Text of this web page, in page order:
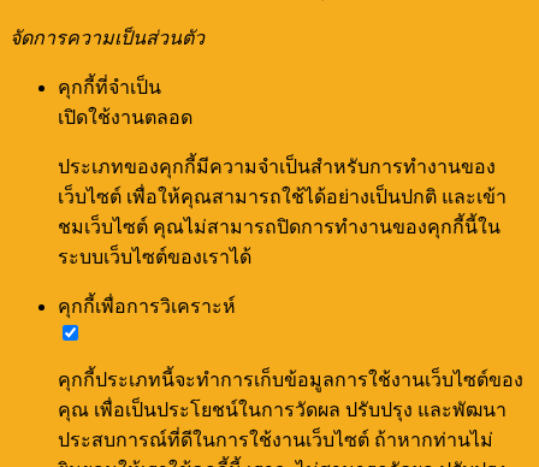
จัดการความเป็นส่วนตัว
คุกกี้ที่จำเป็น
เปิดใช้งานตลอด
ประเภทของคุกกี้มีความจำเป็นสำหรับการทำงานของ
เว็บไซต์ เพื่อให้คุณสามารถใช้ได้อย่างเป็นปกติ และเข้า
ชมเว็บไซต์ คุณไม่สามารถปิดการทำงานของคุกกี้นี้ใน
ระบบเว็บไซต์ของเราได้
คุกกี้เพื่อการวิเคราะห์
คุกกี้ประเภทนี้จะทำการเก็บข้อมูลการใช้งานเว็บไซต์ของ
คุณ เพื่อเป็นประโยชน์ในการวัดผล ปรับปรุง และพัฒนา
ประสบการณ์ที่ดีในการใช้งานเว็บไซต์ ถ้าหากท่านไม่